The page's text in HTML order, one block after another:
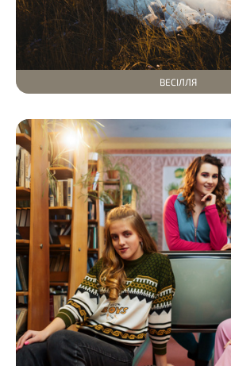
ВЕСІЛЛЯ